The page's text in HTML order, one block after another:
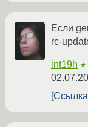
Если
rc-
int19h
Ссылка